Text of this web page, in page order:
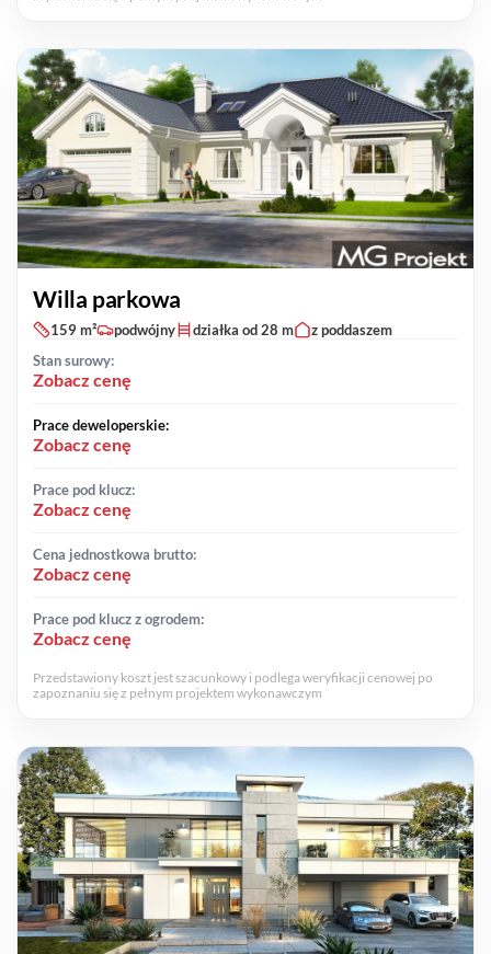
Willa parkowa
159 m² podwójny działka od 28 m
z poddaszem
Stan surowy:
Zobacz cenę
Prace deweloperskie:
Zobacz cenę
Prace pod klucz:
Zobacz cenę
Cena jednostkowa brutto:
Zobacz cenę
Prace pod klucz z ogrodem:
Zobacz cenę
Przedstawiony koszt jest szacunkowy i podlega weryfikacji cenowej po
zapoznaniu się z pełnym projektem wykonawczym